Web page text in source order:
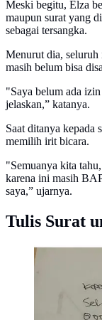
Meski begitu, Elza
maupun surat yang
sebagai tersangka.
Menurut dia, seluruh
masih belum bisa
"Saya belum ada
jelaskan,” katanya.
Saat ditanya kepada
memilih irit bicara.
"Semuanya kita
karena ini masih
saya,” ujarnya.
Tulis Surat
Mantan Wakil
Sony Sonjaya,
baru, Nanik